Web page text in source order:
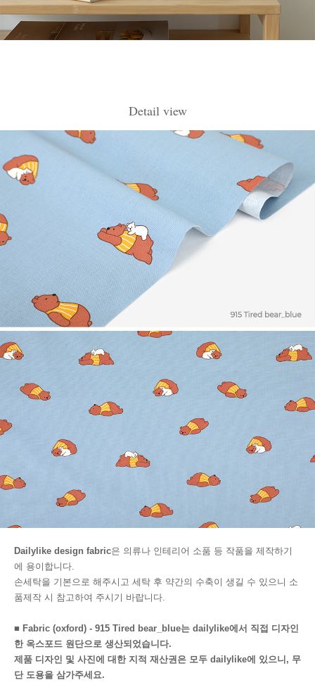
Detail view
Dailylike design fabric은 의류나 인테리어 소품 등 작품을 제작하기
에 용이합니다.
손세탁을 기본으로 해주시고 세탁 후 약간의 수축이 생길 수 있으니 소
품제작 시 참고하여 주시기 바랍니다.
■ Fabric (oxford) - 915 Tired bear_blue는 dailylike에서 직접 디자인
한 옥스포드 원단으로 생산되었습니다.
제품 디자인 및 사진에 대한 지적 재산권은 모두 dailylike에 있으니, 무
단 도용을 삼가주세요.